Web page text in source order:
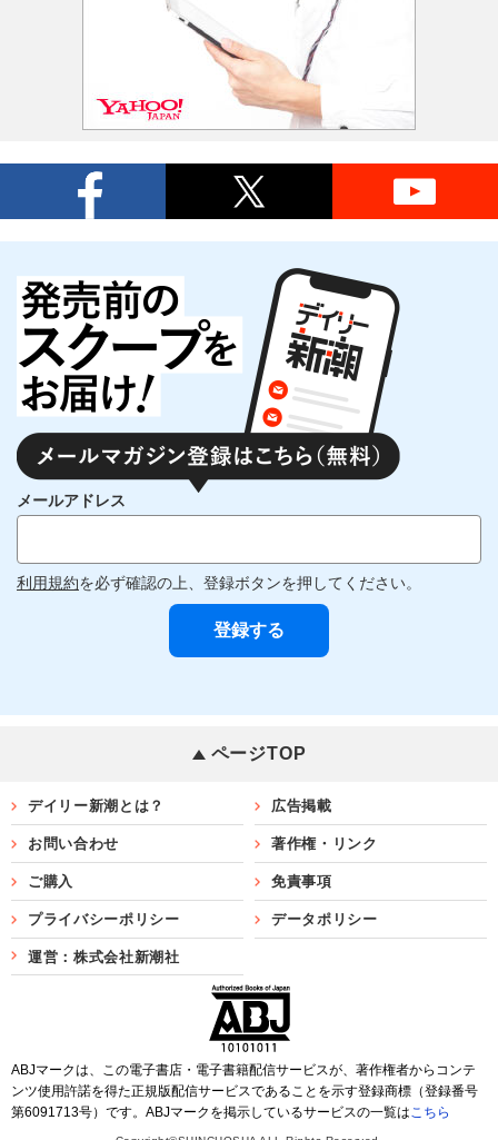
メールアドレス
利用規約を必ず確認の上、登録ボタンを押してください。
ページTOP
デイリー新潮とは？ 広告掲載
お問い合わせ 著作権・リンク
ご購入 免責事項
プライバシーポリシー データポリシー
運営：株式会社新潮社
ABJマークは、この電子書店・電子書籍配信サービスが、著作権者からコンテ
ンツ使用許諾を得た正規版配信サービスであることを示す登録商標（登録番号
第6091713号）です。ABJマークを掲示しているサービスの一覧はこちら